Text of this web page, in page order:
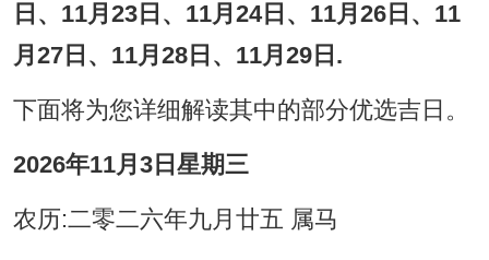
日、11月23日、11月24日、11月26日、11
月27日、11月28日、11月29日.
下面将为您详细解读其中的部分优选吉日。
2026年11月3日星期三
农历:二零二六年九月廿五 属马